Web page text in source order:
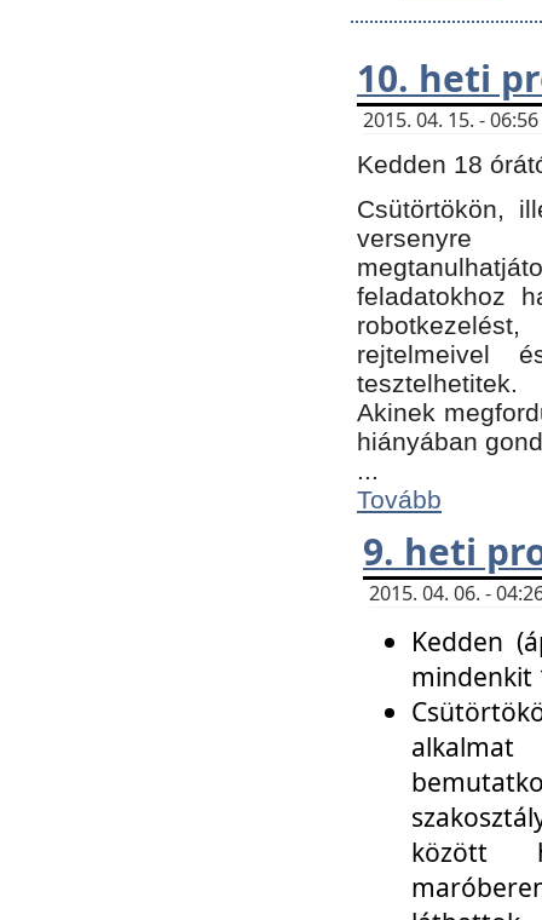
10. heti
2015. 04. 15. -
Kedden 18
Csütörtökön,
versenyre
feladatokhoz
rejtelmeivel
tesztelhetitek.
Akinek
hiányában
...
Tovább
9. heti
2015. 04. 06. -
Kedden
mindenkit
között